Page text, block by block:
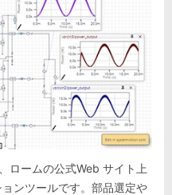
ロームの公式Web サイト上
ンツールです。部品選定や